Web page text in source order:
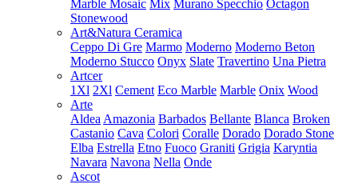
Marble Mosaic Mix Murano Specchio Octagon
Stonewood
Art&Natura Ceramica
Ceppo Di Gre Marmo Moderno Moderno Beton
Moderno Stucco Onyx Slate Travertino Una Pietra
Artcer
1Xl 2Xl Cement Eco Marble Marble Onix Wood
Arte
Aldea Amazonia Barbados Bellante Blanca Broken
Castanio Cava Colori Coralle Dorado Dorado Stone
Elba Estrella Etno Fuoco Graniti Grigia Karyntia
Navara Navona Nella Onde
Ascot